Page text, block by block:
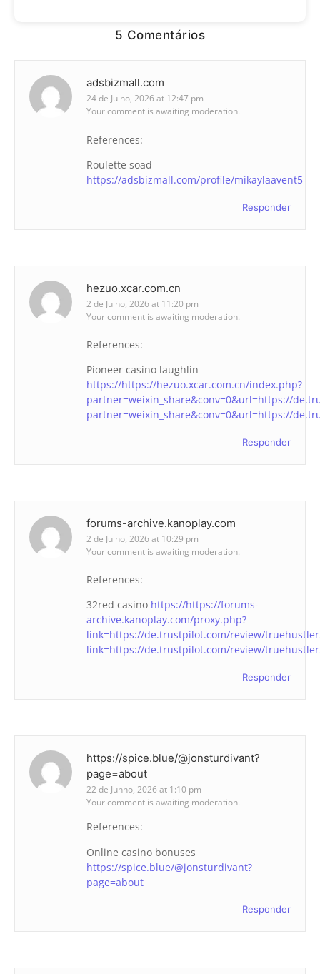
5 Comentários
adsbizmall.com
24 de Julho, 2026 at 12:47 pm
Your comment is awaiting moderation.
References:
Roulette soad
https://adsbizmall.com/profile/mikaylaavent5
Responder
hezuo.xcar.com.cn
2 de Julho, 2026 at 11:20 pm
Your comment is awaiting moderation.
References:
Pioneer casino laughlin
https://https://hezuo.xcar.com.cn/index.php?
partner=weixin_share&conv=0&url=https://
partner=weixin_share&conv=0&url=https://
Responder
forums-archive.kanoplay.com
2 de Julho, 2026 at 10:29 pm
Your comment is awaiting moderation.
References:
32red casino https://https://forums-
archive.kanoplay.com/proxy.php?
link=https://de.trustpilot.com/review/
link=https://de.trustpilot.com/review/
Responder
https://spice.blue/@jonsturdivant?
page=about
22 de Junho, 2026 at 1:10 pm
Your comment is awaiting moderation.
References:
Online casino bonuses
https://spice.blue/@jonsturdivant?
page=about
Responder